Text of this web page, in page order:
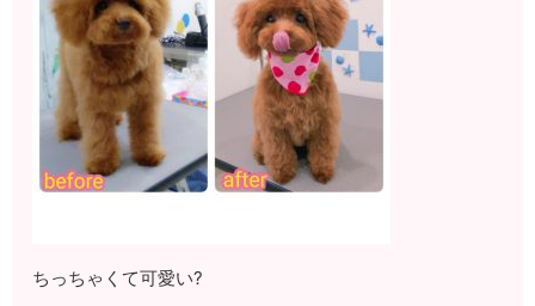
ちっちゃくて可愛い?